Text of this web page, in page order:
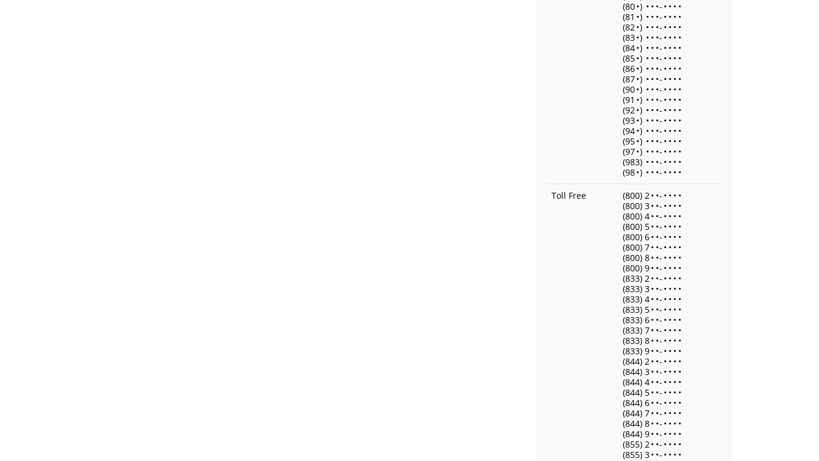
(80•) • • •- • • • •
(81 •) • • •- • • • •
(82•) • • •- • • • •
(83•) • • •- • • • •
(84•) • • •- • • • •
(85•) • • •- • • • •
(86•) • • •- • • • •
(87•) • • •- • • • •
(90•) • • •- • • • •
(91 •) • • •- • • • •
(92•) • • •- • • • •
(93•) • • •- • • • •
(94•) • • •- • • • •
(95•) • • •- • • • •
(97•) • • •- • • • •
(983) • • •- • • • •
(98•) • • •- • • • •
Toll Free
(800) 2• •- • • • •
(800) 3• •- • • • •
(800) 4• •- • • • •
(800) 5• •- • • • •
(800) 6• •- • • • •
(800) 7• •- • • • •
(800) 8• •- • • • •
(800) 9• •- • • • •
(833) 2• •- • • • •
(833) 3• •- • • • •
(833) 4• •- • • • •
(833) 5• •- • • • •
(833) 6• •- • • • •
(833) 7• •- • • • •
(833) 8• •- • • • •
(833) 9• •- • • • •
(844) 2• •- • • • •
(844) 3• •- • • • •
(844) 4• •- • • • •
(844) 5• •- • • • •
(844) 6• •- • • • •
(844) 7• •- • • • •
(844) 8• •- • • • •
(844) 9• •- • • • •
(855) 2• •- • • • •
(855) 3• •- • • • •